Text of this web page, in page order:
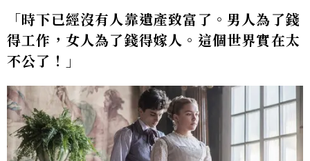
「時下已經沒有人靠遺產致富了。男人為了錢
得工作，女人為了錢得嫁人。這個世界實在太
不公了！」